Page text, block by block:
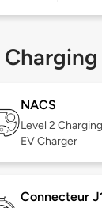
NACS
Level 2
EV Charger
Connecteur